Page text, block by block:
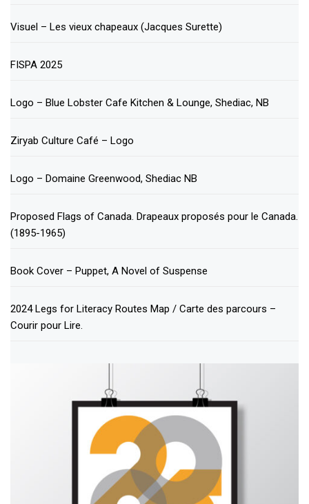
Visuel – Les vieux chapeaux (Jacques Surette)
FISPA 2025
Logo – Blue Lobster Cafe Kitchen & Lounge, Shediac, NB
Ziryab Culture Café – Logo
Logo – Domaine Greenwood, Shediac NB
Proposed Flags of Canada. Drapeaux proposés pour le Canada.
(1895-1965)
Book Cover – Puppet, A Novel of Suspense
2024 Legs for Literacy Routes Map / Carte des parcours –
Courir pour Lire.